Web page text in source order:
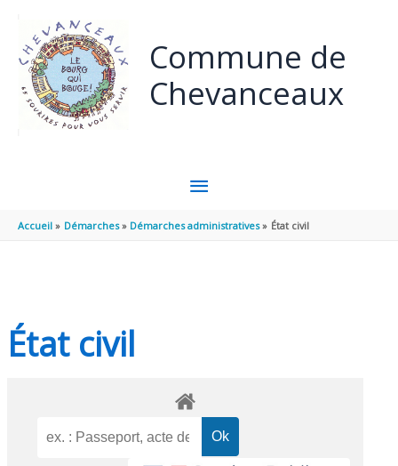
Commune de
Chevanceaux
MENU
PRINCIPAL
Accueil Démarches Démarches administratives État civil
État civil